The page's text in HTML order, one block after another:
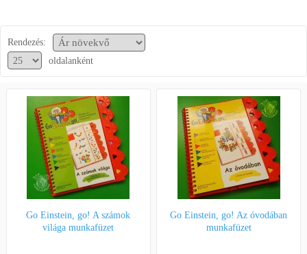
Rendezés:
oldalanként
Go Einstein, go! A számok
világa munkafüzet
Go Einstein, go! Az óvodában
munkafüzet